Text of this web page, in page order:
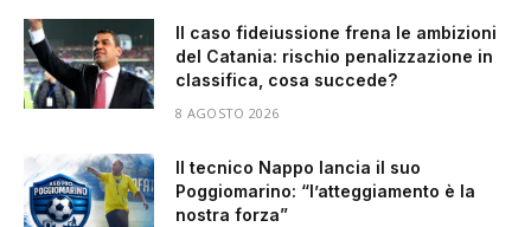
Il caso fideiussione frena le ambizioni
del Catania: rischio penalizzazione in
classifica, cosa succede?
8 AGOSTO 2026
Il tecnico Nappo lancia il suo
Poggiomarino: “l’atteggiamento è la
nostra forza”